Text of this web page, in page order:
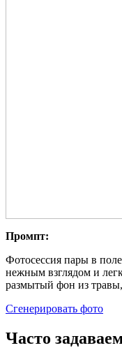
Промпт:
Фотосессия пары в
нежным взглядом и
размытый фон из
Сгенерировать фото
Часто